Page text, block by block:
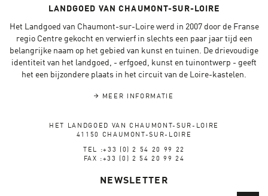
LANDGOED VAN CHAUMONT-SUR-LOIRE
Het Landgoed van Chaumont-sur-Loire werd in 2007 door de Franse
regio Centre gekocht en verwierf in slechts een paar jaar tijd een
belangrijke naam op het gebied van kunst en tuinen. De drievoudige
identiteit van het landgoed, - erfgoed, kunst en tuinontwerp - geeft
het een bijzondere plaats in het circuit van de Loire-kastelen.
MEER INFORMATIE
HET LANDGOED VAN CHAUMONT-SUR-LOIRE
41150 CHAUMONT-SUR-LOIRE
TEL :+33 (0) 2 54 20 99 22
FAX :+33 (0) 2 54 20 99 24
NEWSLETTER